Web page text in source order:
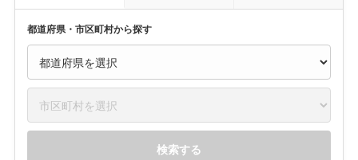
都道府県・市区町村から探す
検索する